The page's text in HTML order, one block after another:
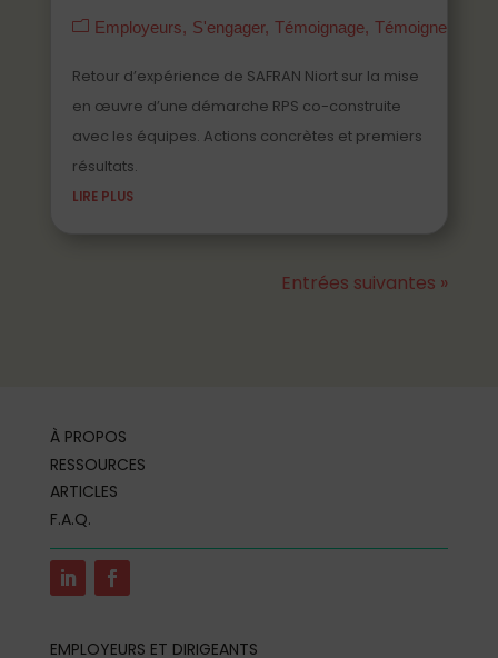
Employeurs S'engager Témoignage Témoigner
Retour d’expérience de SAFRAN Niort sur la mise
en œuvre d’une démarche RPS co-construite
avec les équipes. Actions concrètes et premiers
résultats.
LIRE PLUS
Entrées suivantes »
À PROPOS
RESSOURCES
ARTICLES
F.A.Q.
EMPLOYEURS ET DIRIGEANTS